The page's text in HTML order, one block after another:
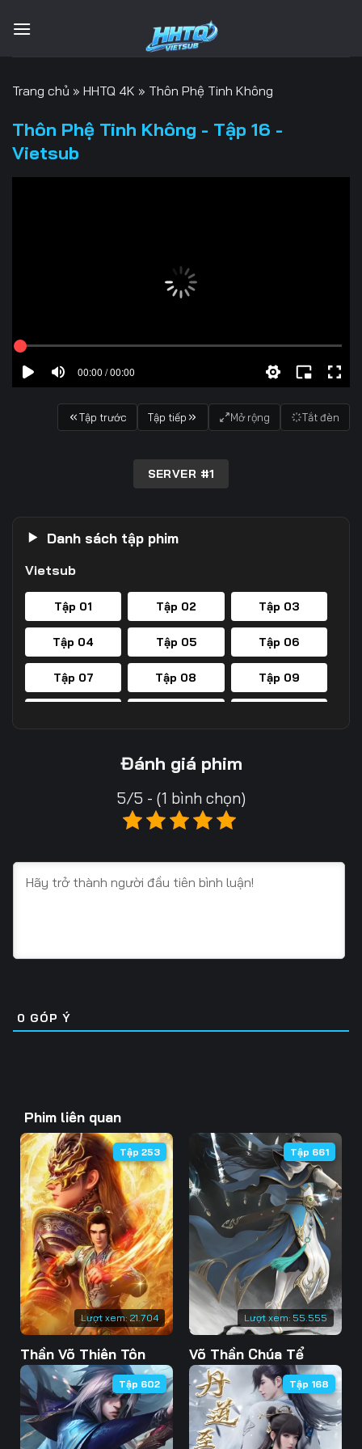
qua
Trang chủ » HHTQ 4K » Thôn Phệ Tinh Không
Thôn Phệ Tinh Không - Tập 16 -
Vietsub
00:00 / 00:00
Tập trước Tập tiếp Mở rộng Tắt đèn
SERVER #1
Danh sách tập phim
Vietsub
Tập 01 Tập 02 Tập 03
Tập 04 Tập 05 Tập 06
Tập 07 Tập 08 Tập 09
Tập 20
Tập 25 Tập 26
Tập 31 Tập 32 Tập 33
Tập 37 Tập 38 Tập 39
Tập 46 Tập 47 Tập 48
Tập 49 Tập 50 Tập 51
Tập 52 Tập 53 Tập 54
Tập 55 Tập 56 Tập 57
Tập 58 Tập 59 Tập 60
Tập 61 Tập 62 Tập 63
Tập 64 Tập 65 Tập 66
Tập 67 Tập 68 Tập 69
Tập 70 Tập 71 Tập 72
Đánh giá phim
5/5 - (1 bình chọn)
0 GÓP Ý
Phim liên quan
Lượt xem: 21.704
Tập 253
Thần Võ Thiên Tôn
Lượt xem: 55.555
Tập 661
Võ Thần Chúa Tể
Tập 602 Tập 168